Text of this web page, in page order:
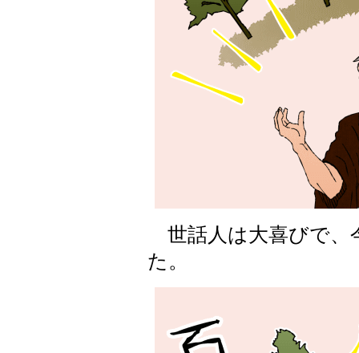
世話人は大喜びで、
た。